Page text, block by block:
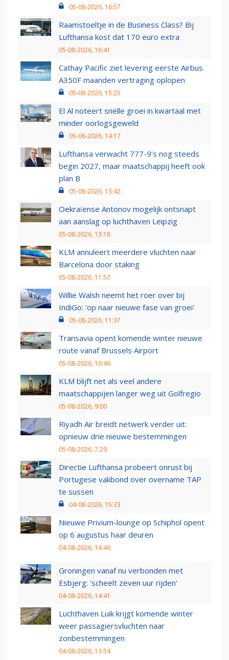
05-08-2026, 16:57
Raamstoeltje in de Business Class? Bij
Lufthansa kost dat 170 euro extra
05-08-2026, 16:41
Cathay Pacific ziet levering eerste Airbus
A350F maanden vertraging oplopen
05-08-2026, 15:25
El Al noteert snelle groei in kwartaal met
minder oorlogsgeweld
05-08-2026, 14:17
Lufthansa verwacht 777-9’s nog steeds
begin 2027, maar maatschappij heeft ook
plan B
05-08-2026, 13:42
Oekraïense Antonov mogelijk ontsnapt
aan aanslag op luchthaven Leipzig
05-08-2026, 13:18
KLM annuleert meerdere vluchten naar
Barcelona door staking
05-08-2026, 11:57
Willie Walsh neemt het roer over bij
IndiGo: 'op naar nieuwe fase van groei'
05-08-2026, 11:37
Transavia opent komende winter nieuwe
route vanaf Brussels Airport
05-08-2026, 10:46
KLM blijft net als veel andere
maatschappijen langer weg uit Golfregio
05-08-2026, 9:00
Riyadh Air breidt netwerk verder uit:
opnieuw drie nieuwe bestemmingen
05-08-2026, 7:29
Directie Lufthansa probeert onrust bij
Portugese vakbond over overname TAP
te sussen
04-08-2026, 15:33
Nieuwe Privium-lounge op Schiphol opent
op 6 augustus haar deuren
04-08-2026, 14:46
Groningen vanaf nu verbonden met
Esbjerg: 'scheelt zeven uur rijden'
04-08-2026, 14:41
Luchthaven Luik krijgt komende winter
weer passagiersvluchten naar
zonbestemmingen
04-08-2026, 13:54